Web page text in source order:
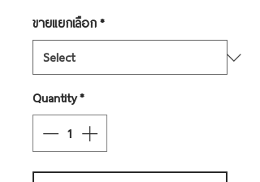
ขายแยกเลือก*
Quantity*